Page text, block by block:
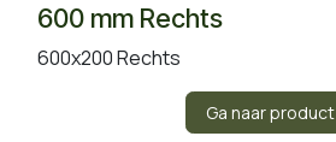
600 mm Rechts
600x200 Rechts
Ga naar product